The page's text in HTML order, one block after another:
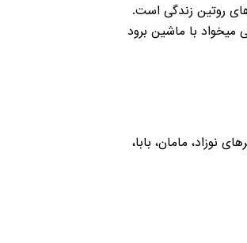
روتین زندگی است.
میخواد با ماشین برود
نوزاد، مامان، بابا،